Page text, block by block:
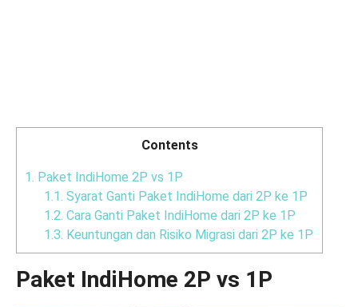
Contents
1. Paket IndiHome 2P vs 1P
1.1. Syarat Ganti Paket IndiHome dari 2P ke 1P
1.2. Cara Ganti Paket IndiHome dari 2P ke 1P
1.3. Keuntungan dan Risiko Migrasi dari 2P ke 1P
Paket IndiHome 2P vs 1P